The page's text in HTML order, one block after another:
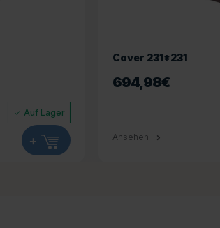
Auf Lager
+
Cover 231*231
694,98€
Ansehen